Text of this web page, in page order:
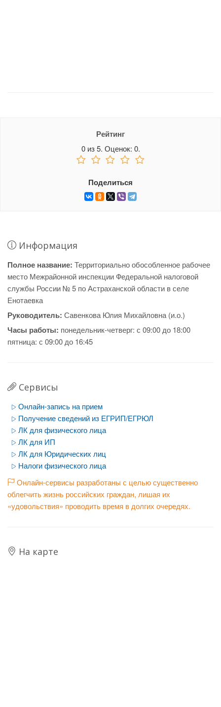
Рейтинг
0из5. Оценок: 0.
Поделиться
Информация
Полное название: Территориально обособленное рабочее
место Межрайонной инспекции Федеральной налоговой
службы России № 5 по Астраханской области в селе
Енотаевка
Руководитель: Савенкова Юлия Михайловна (и.о.)
Часы работы: понедельник-четверг: с 09:00 до 18:00
пятница: с 09:00 до 16:45
Сервисы
Онлайн-запись на прием
Получение сведений из ЕГРИП/ЕГРЮЛ
ЛК для физического лица
ЛК для ИП
ЛК для Юридических лиц
Налоги физического лица
Онлайн-сервисы разработаны с целью существенно
облегчить жизнь российских граждан, лишая их
«удовольствия» проводить время в долгих очередях.
На карте